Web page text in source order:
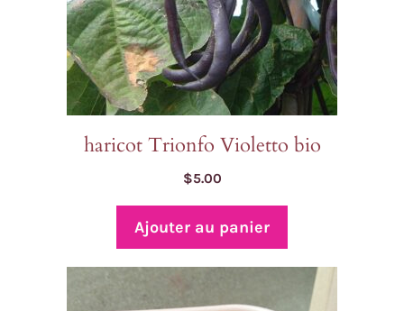
haricot Trionfo Violetto bio
$5.00
Ajouter au panier